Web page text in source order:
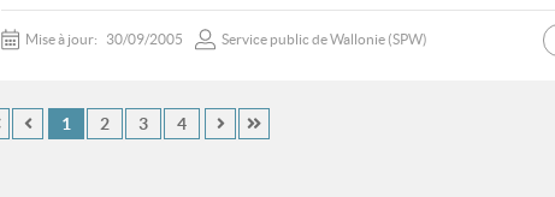
Mise à jour: 30/09/2005 Service public de Wallonie (SPW)
1 2 3 4